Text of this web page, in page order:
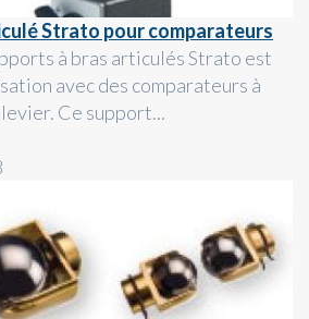
Strato pour comparateurs
à bras articulés Strato est
avec des comparateurs à
Ce support...